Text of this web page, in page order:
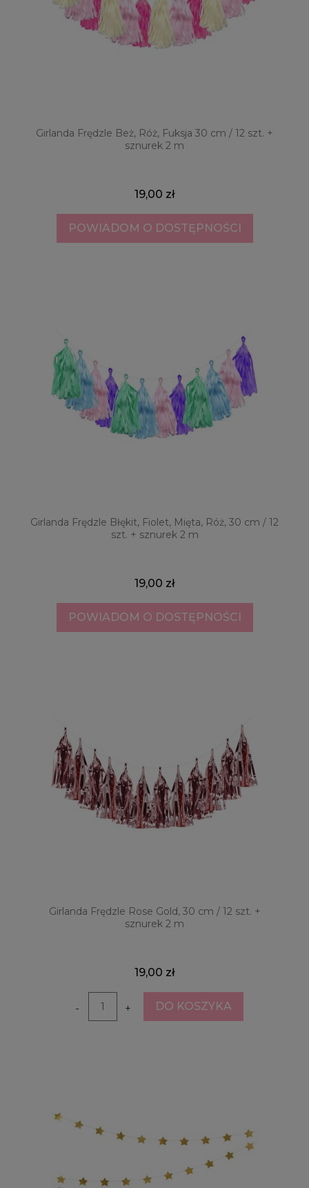
Girlanda Frędzle Beż, Róż, Fuksja 30 cm / 12 szt. +
sznurek 2 m
19,00 zł
POWIADOM O DOSTĘPNOŚCI
Girlanda Frędzle Błękit, Fiolet, Mięta, Róż, 30 cm / 12
szt. + sznurek 2 m
19,00 zł
POWIADOM O DOSTĘPNOŚCI
Girlanda Frędzle Rose Gold, 30 cm / 12 szt. +
sznurek 2 m
19,00 zł
- + DO KOSZYKA